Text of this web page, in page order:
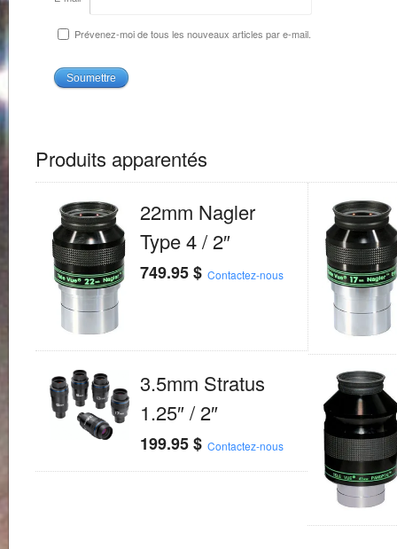
Prévenez-moi de tous les nouveaux articles par e-mail.
Produits apparentés
22mm Nagler
Type 4 / 2″
749.95$ Contactez-nous
3.5mm Stratus
1.25″ / 2″
199.95$ Contactez-nous